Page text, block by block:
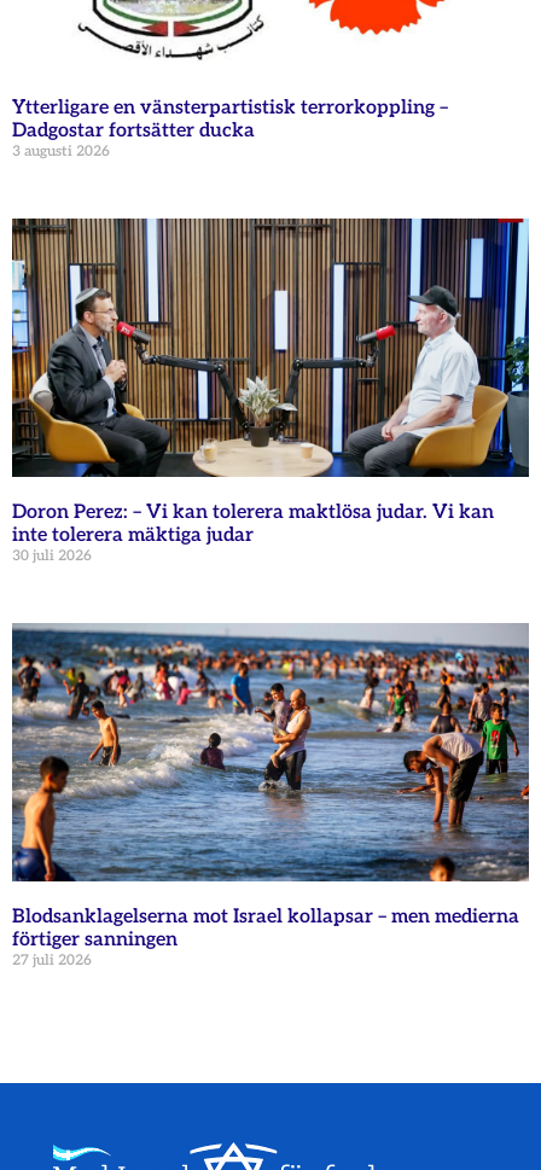
Ytterligare en vänsterpartistisk terrorkoppling –
Dadgostar fortsätter ducka
3 augusti 2026
Doron Perez: – Vi kan tolerera maktlösa judar. Vi kan
inte tolerera mäktiga judar
30 juli 2026
Blodsanklagelserna mot Israel kollapsar – men medierna
förtiger sanningen
27 juli 2026